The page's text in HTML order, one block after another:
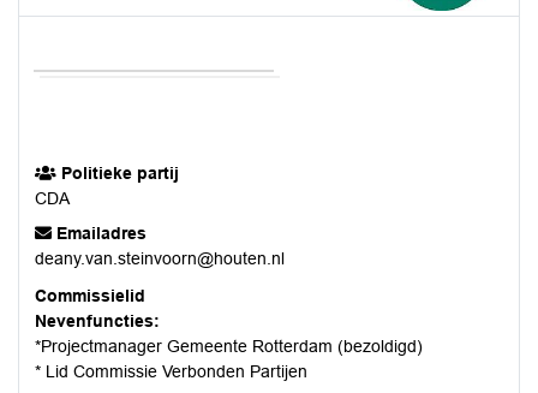
Politieke partij
CDA
Emailadres
deany.van.steinvoorn@houten.nl
Commissielid
Nevenfuncties:
*Projectmanager Gemeente Rotterdam (bezoldigd)
* Lid Commissie Verbonden Partijen